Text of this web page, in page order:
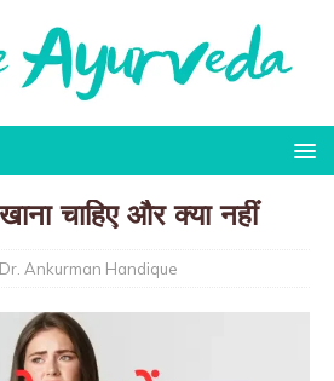
चाहिए और क्या नहीं
Dr. Ankurman Handique